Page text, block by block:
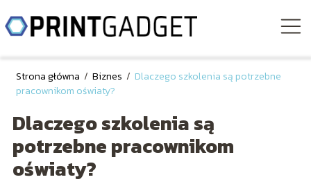
Strona główna / Biznes / Dlaczego szkolenia są potrzebne
pracownikom oświaty?
Dlaczego szkolenia są
potrzebne pracownikom
oświaty?